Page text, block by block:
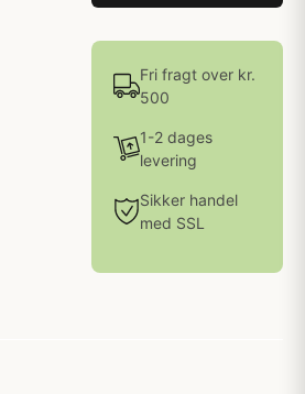
Fri fragt over kr.
500
1-2 dages
levering
Sikker handel
med SSL